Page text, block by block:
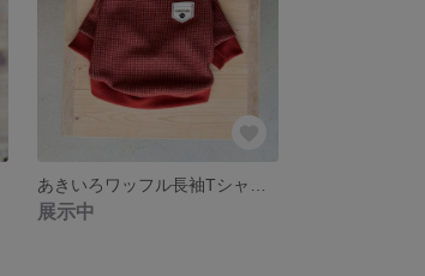
展示中